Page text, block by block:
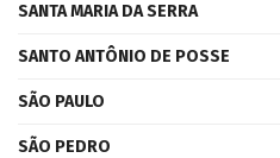
SANTA MARIA DA SERRA
SANTO ANTÔNIO DE POSSE
SÃO PAULO
SÃO PEDRO